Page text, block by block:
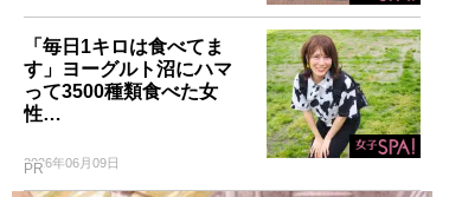
「毎日1キロは食べてま
す」ヨーグルト沼にハマ
って3500種類食べた女
性…
2026年06月09日
PR